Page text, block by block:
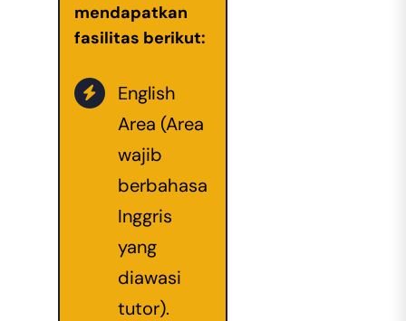
mendapatkan
fasilitas berikut:
English
Area (Area
wajib
berbahasa
Inggris
yang
diawasi
tutor).